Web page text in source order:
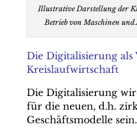
Illustrative Darstellung der
Betrieb von Maschinen
Die Digitalisierung
Kreislaufwirtschaft
Die Digitalisierung
für die neuen, d.h.
Geschäftsmodelle